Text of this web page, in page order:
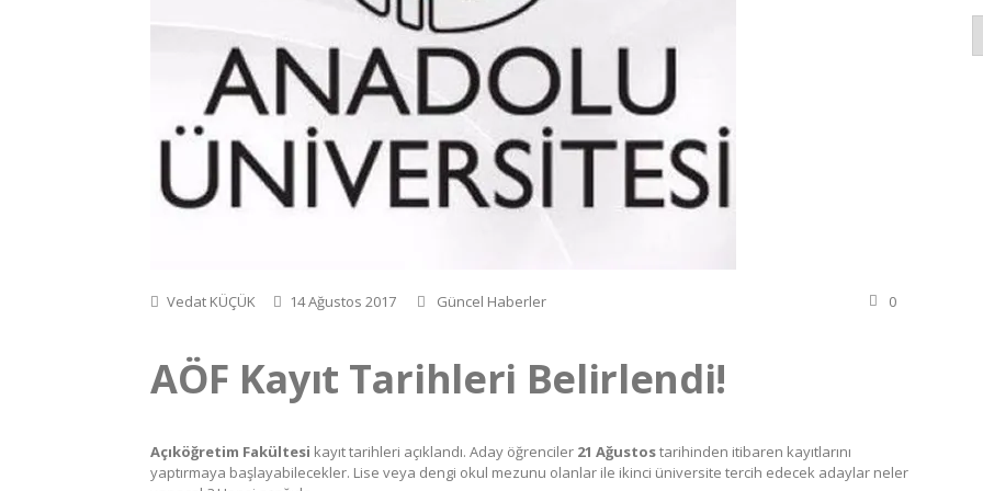
Vedat KÜÇÜK 14 Ağustos 2017 Güncel Haberler 0
AÖF Kayıt Tarihleri Belirlendi!
Açıköğretim Fakültesi kayıt tarihleri açıklandı. Aday öğrenciler 21 Ağustostarihinden itibaren kayıtlarını
yaptırmaya başlayabilecekler. Lise veya dengi okul mezunu olanlar ile ikinci üniversite tercih edecek adaylar neler